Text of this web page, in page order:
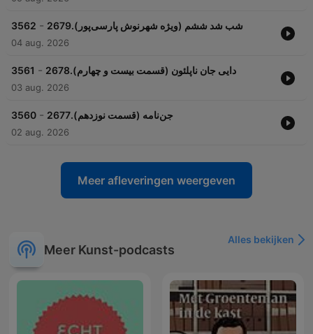
3562 - 2679.شب شد ششم (ویژه شهرنوش پارسی‌پور)
04 aug. 2026
3561 - 2678.دایی جان ناپلئون (قسمت بیست و چهارم)
03 aug. 2026
3560 - 2677.جن‌نامه (قسمت نوزدهم)
02 aug. 2026
Meer afleveringen weergeven
Meer Kunst-podcasts
Alles bekijken